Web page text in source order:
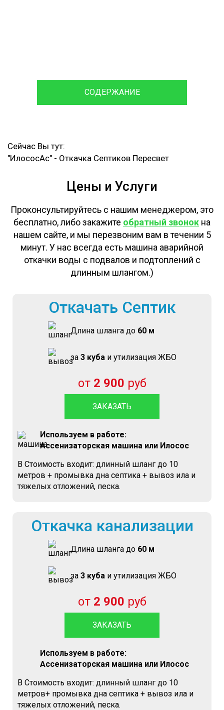
СОДЕРЖАНИЕ
Сейчас Вы тут:
"ИлососАс" - Откачка Септиков Пересвет
Цены и Услуги
Проконсультируйтесь с нашим менеджером, это
бесплатно, либо закажите обратный звонок на
нашем сайте, и мы перезвоним вам в течении 5
минут. У нас всегда есть машина аварийной
откачки воды с подвалов и подтоплений с
длинным шлангом.)
Откачать Септик
Длина шланга до 60 м
за 3 кубаи утилизация ЖБО
от 2 900 руб
ЗАКАЗАТЬ
Используем в работе:
Ассенизаторская машина или Илосос
В Стоимость входит: длинный шланг до 10
метров + промывка дна септика + вывоз ила и
тяжелых отложений, песка.
Откачка канализации
Длина шланга до 60 м
за 3 кубаи утилизация ЖБО
от 2 900 руб
ЗАКАЗАТЬ
Используем в работе:
Ассенизаторская машина или Илосос
В Стоимость входит: длинный шланг до 10
метров+ промывка дна септика + вывоз ила и
тяжелых отложений, песка.